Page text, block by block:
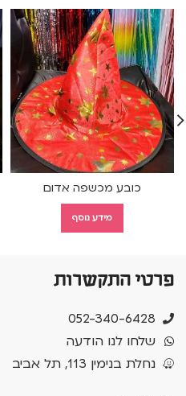
כובע מכשפה אדום
מידע נוסף
פרטי התקשרות
052-340-6428
שלחו לנו הודעה
נחלת בנימין 113, תל אביב